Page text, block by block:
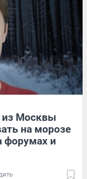
из Москвы
на морозе
форумах и